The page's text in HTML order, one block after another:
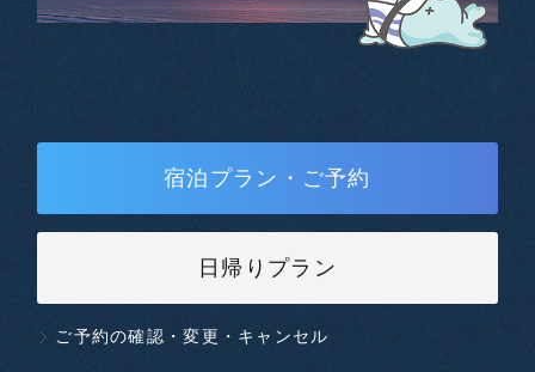
宿泊プラン・ご予約
日帰りプラン
ご予約の確認・変更・キャンセル